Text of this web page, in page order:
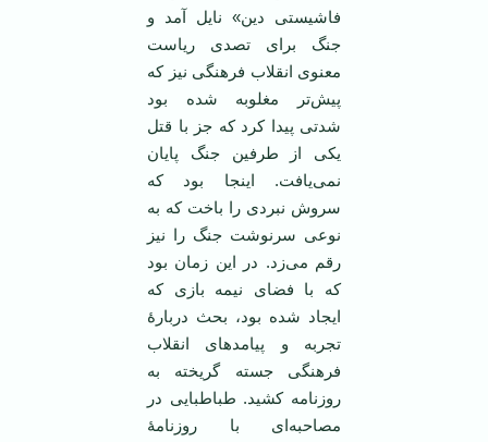
فاشیستی دین» نایل آمد و
جنگ برای تصدی ریاست
معنوی انقلاب فرهنگی نیز که
پیش‌تر مغلوبه شده بود
شدتی پیدا کرد که جز با قتل
یکی از طرفین جنگ پایان
نمی‌یافت. اینجا بود که
سروش نبردی را باخت که به
نوعی سرنوشت جنگ را نیز
رقم می‌زد. در این زمان بود
که با فضای نیمه بازی که
ایجاد شده بود، بحث دربارۀ
تجربه و پیامدهای انقلاب
فرهنگی جسته گریخته به
روزنامه کشید. طباطبایی در
مصاحبه‌ای با روزنامۀ